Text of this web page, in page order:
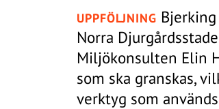
UPPFÖLJNING
Norra
Miljökonsulten Elin
som ska granskas,
verktyg som